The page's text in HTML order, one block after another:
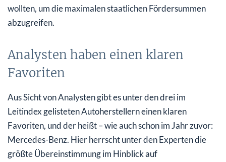
wollten, um die maximalen staatlichen Fördersummen
abzugreifen.
Analysten haben einen klaren
Favoriten
Aus Sicht von Analysten gibt es unter den drei im
Leitindex gelisteten Autoherstellern einen klaren
Favoriten, und der heißt – wie auch schon im Jahr zuvor:
Mercedes-Benz. Hier herrscht unter den Experten die
größte Übereinstimmung im Hinblick auf